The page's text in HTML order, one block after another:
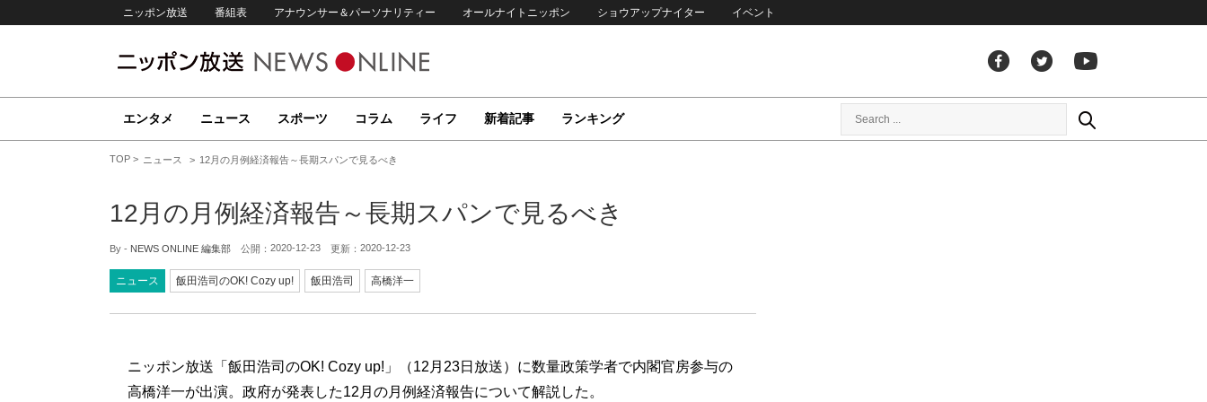
ニッポン放送 番組表 アナウンサー＆パーソナリティー オールナイトニッポン ショウアップナイター イベント
エンタメ ニュース スポーツ コラム ライフ 新着記事 ランキング
TOP ニュース 12月の月例経済報告～長期スパンで見るべき
12月の月例経済報告～長期スパンで見るべき
By - NEWS ONLINE 編集部 公開： 2020-12-23 更新： 2020-12-23
ニュース 飯田浩司のOK! Cozy up! 飯田浩司 高橋洋一
ニッポン放送「飯田浩司のOK! Cozy up!」（12月23日放送）に数量政策学者で内閣官房参与の
高橋洋一が出演。政府が発表した12月の月例経済報告について解説した。